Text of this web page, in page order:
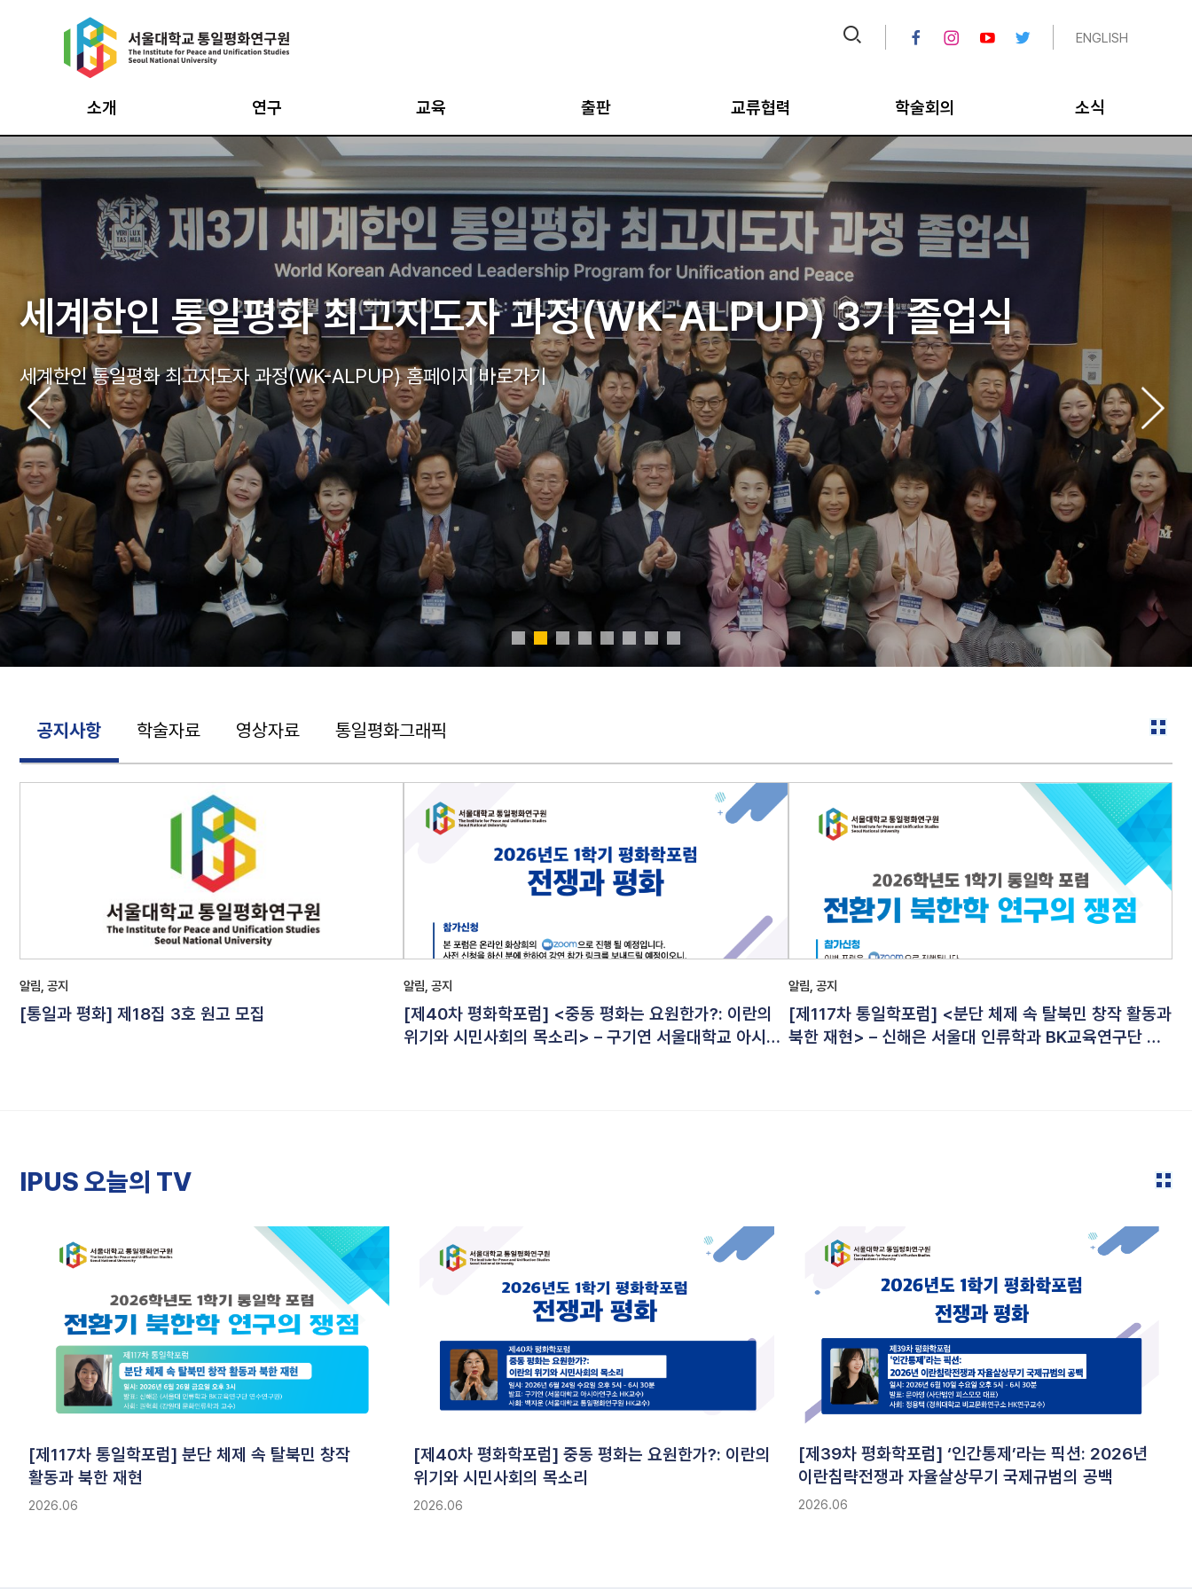
소개
원장인사
창립 20주년 기념영상
비전·CI
구성과 조직
오시는 길
연구
통일의식조사
북한이탈주민조사
북한사회변동조사
남북통합지수
데이터 아카이브
통일·평화
기반구축사업
기획 연구
교육
통일아카데미
평화아카데미
평화·통일캠프
최고지도자 과정
시민강좌
인턴십 프로그램
출판
AJP
통일과 평화
평화인문학 총서
통일학 총서
평화학 총서
평화교실
지식과 비평 (IPUS
HORIZON)
한-미 정책 브리프
(ROK-US POLICY
BRIEF)
교류협력
국외 협력 네트워크
국내 협력 네트워크
한반도 평화 국립대
네트워크
학술회의
IPUS 오늘의 TV
국내학술회의
통일학 포럼/세미나
평화학 포럼/세미나
소식
채용공고
뉴스레터/칼럼
종료 사업
ENGLISH
통일평화연구원 창립 20주년 기념 학술회의
통일평화연구원 창립 20주년 기념 학술회의 바로가기
세계한인 통일평화 최고지도자 과정(WK-ALPUP) 3기 졸업식
세계한인 통일평화 최고지도자 과정(WK-ALPUP) 홈페이지 바로가기
2025 통일의식조사 결과발표회
<이재명 정부 출범과 신냉전 위기: 대북정책 기대와 전망> 학술회의 내용보기
세계한인 통일평화 최고지도자 과정(WK-ALPUP)
세계한인 통일평화 최고지도자 과정(WK-ALPUP) 홈페이지 바로가기
2025 통일·평화기반구축사업 연합학술대회
서울대 통일평화연구원-시흥시 공동 주최 시민강좌
<시흥 아카데미>
…지난 강의 더보기
전국대학통일문제연구소협의회 공동학술회의
전국대학통일문제연구소협의회 공동학술회의 “신냉전 시기 대학 통일평화 교육 및 연구의 현황과 과제” 바로가기 연세대
통일연구원/ 고려대 통일융합연구원/ 한국외대 HK+국가전략사업단/ 서울대 통일평화연구원
한반도 평화 국립대 네트워크
2023 국립대 대학생 여름캠프 바로가기
공지사항 학술자료 영상자료 통일평화그래픽
알림, 공지
[통일과 평화] 제18집 3호 원고 모집
알림, 공지
[제40차 평화학포럼] <중동 평화는 요원한가?: 이란의
위기와 시민사회의 목소리> – 구기연 서울대학교 아시아
알림, 공지
[제117차 통일학포럼] <분단 체제 속 탈북민 창작 활동과
북한 재현> – 신해은 서울대 인류학과 BK교육연구단 연
IPUS 오늘의 TV
[제117차 통일학포럼] 분단 체제 속 탈북민 창작
활동과 북한 재현
2026.06
[제40차 평화학포럼] 중동 평화는 요원한가?: 이란의
위기와 시민사회의 목소리
2026.06
[제39차 평화학포럼] ‘인간통제’라는 픽션: 2026년
이란침략전쟁과 자율살상무기 국제규범의 공백
2026.06